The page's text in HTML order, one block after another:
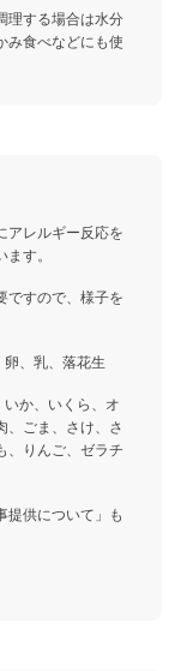
理する場合は水分
み食べなどにも使
アレルギー反応を
す。
ですので、様子を
卵、乳、落花生
か、いくら、オ
、ごま、さけ、さ
、りんご、ゼラチ
提供について」も